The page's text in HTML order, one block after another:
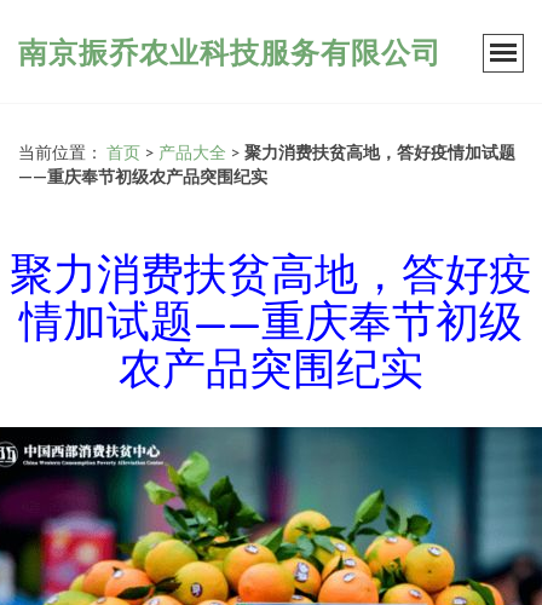
南京振乔农业科技服务有限公司
当前位置： 首页 > 产品大全 > 聚力消费扶贫高地，答好疫情加试题
——重庆奉节初级农产品突围纪实
聚力消费扶贫高地，答好疫
情加试题——重庆奉节初级
农产品突围纪实